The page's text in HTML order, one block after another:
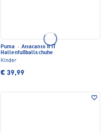
Puma · Attacanto II IT
Hallenfußballschuhe
Kinder
€ 39,99